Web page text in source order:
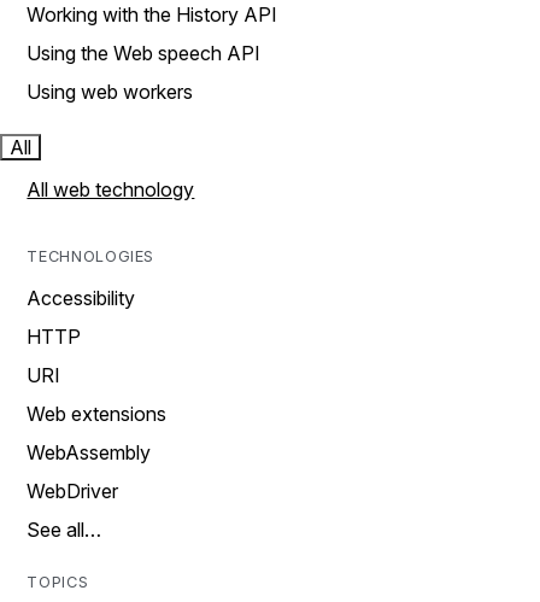
Working with the History API
Using the Web speech API
Using web workers
All
All web technology
TECHNOLOGIES
Accessibility
HTTP
URI
Web extensions
WebAssembly
WebDriver
See all…
TOPICS